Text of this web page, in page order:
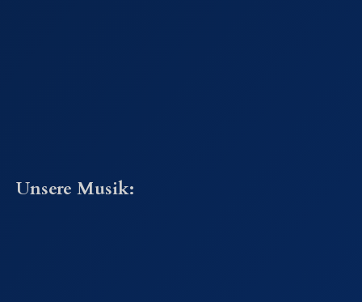
Unsere Musik: